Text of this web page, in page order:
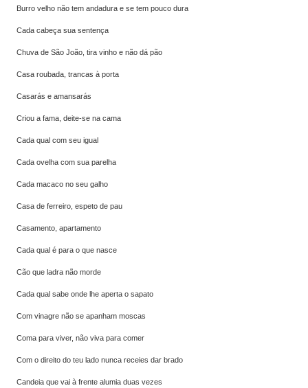
Burro velho não tem andadura e se tem pouco dura
Cada cabeça sua sentença
Chuva de São João, tira vinho e não dá pão
Casa roubada, trancas à porta
Casarás e amansarás
Criou a fama, deite-se na cama
Cada qual com seu igual
Cada ovelha com sua parelha
Cada macaco no seu galho
Casa de ferreiro, espeto de pau
Casamento, apartamento
Cada qual é para o que nasce
Cão que ladra não morde
Cada qual sabe onde lhe aperta o sapato
Com vinagre não se apanham moscas
Coma para viver, não viva para comer
Com o direito do teu lado nunca receies dar brado
Candeia que vai à frente alumia duas vezes